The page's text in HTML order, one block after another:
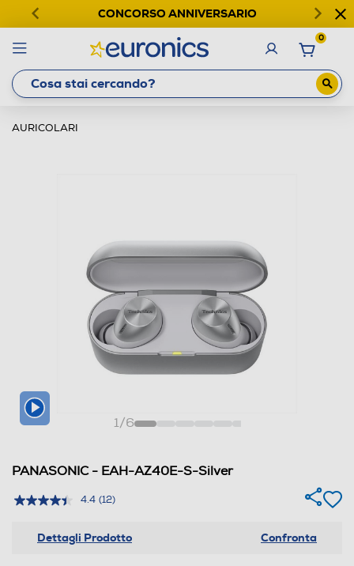
CONCORSO ANNIVERSARIO
0
AURICOLARI
1/6
PANASONIC - EAH-AZ40E-S-Silver
4.4 (12)
Dettagli Prodotto Confronta